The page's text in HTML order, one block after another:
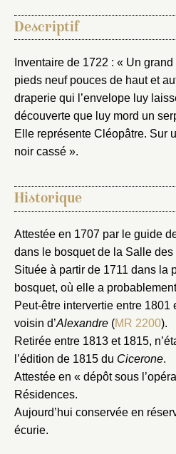
Descriptif
Inventaire de 1722 : « Un
pieds neuf pouces de haut et
draperie qui l’envelope luy
découverte que luy mord un
Elle représente Cléopâtre. Sur
noir cassé ».
Historique
Attestée en 1707 par le guide
dans le bosquet de la Salle des
Située à partir de 1711 dans la
bosquet, où elle a
Peut-être intervertie entre 1801
voisin d’Alexandre (MR 2200).
Retirée entre 1813 et 1815,
l’édition de 1815 du Cicerone.
Attestée en « dépôt sous
Résidences.
Aujourd’hui conservée en
écurie.
notice
Nom du dossier
Valider
Nouveau dossier
Créer et
Connexion
Courriel
Mot de passe
Envoyer
Vous n'êtes pas encore inscrit ?Créer
Vous avez oublié votre mot de passe